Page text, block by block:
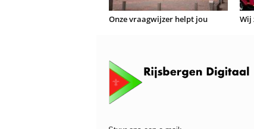
Onze vraagwijzer helpt jou Wij